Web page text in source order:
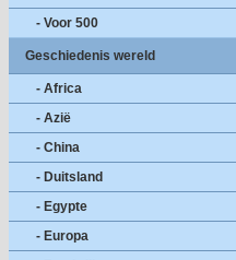
- Voor 500
Geschiedenis wereld
- Africa
- Azië
- China
- Duitsland
- Egypte
- Europa